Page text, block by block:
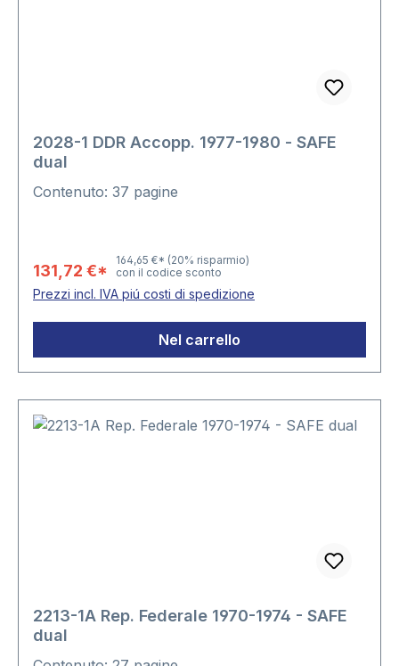
2028-1 DDR Accopp. 1977-1980 - SAFE
dual
Contenuto: 37 pagine
131,72 €*
164,65 €* (20% risparmio)
con il codice sconto
Prezzi incl. IVA piú costi di spedizione
Nel carrello
2213-1A Rep. Federale 1970-1974 - SAFE
dual